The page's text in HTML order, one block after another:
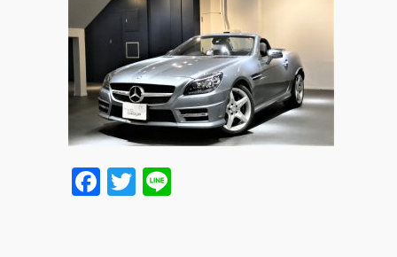
Facebook
Twitter